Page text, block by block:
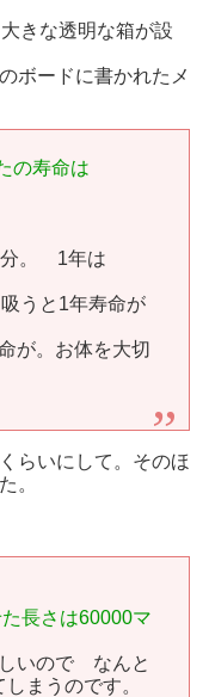
きな透明な箱が設
ボードに書かれたメ
の寿命は
分。 1年は
うと1年寿命が
が。お体を大切
らいにして。そのほ
。
長さは60000マ
いので なんと
まうのです。